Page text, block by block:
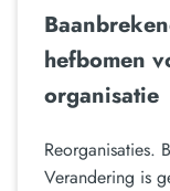
hefbomen
organisatie
Reorganisaties.
Verandering is